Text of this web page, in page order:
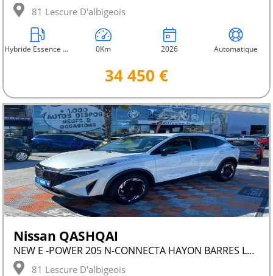
81 Lescure D'albigeois
Hybride Essence Non Rechargeable 0Km 2026 Automatique
34 450 €
Nissan QASHQAI
NEW E -POWER 205 N-CONNECTA HAYON BARRES LEDS
81 Lescure D'albigeois